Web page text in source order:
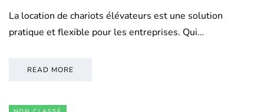
La location de chariots élévateurs est une solution
pratique et flexible pour les entreprises. Qui…
READ MORE